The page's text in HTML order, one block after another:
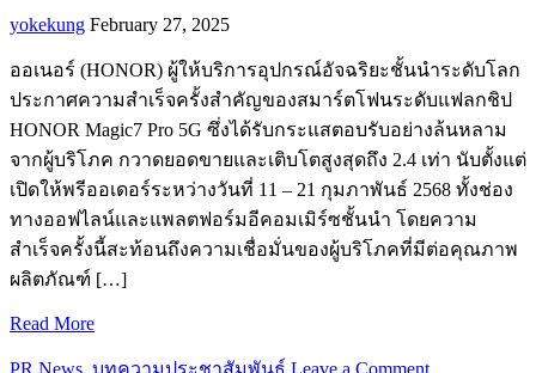
yokekung February 27, 2025
ออเนอร์ (HONOR) ผู้ให้บริการอุปกรณ์อัจฉริยะชั้นนำระดับโลก
ประกาศความสำเร็จครั้งสำคัญของสมาร์ตโฟนระดับแฟลกชิป
HONOR Magic7 Pro 5G ซึ่งได้รับกระแสตอบรับอย่างล้นหลาม
จากผู้บริโภค กวาดยอดขายและเติบโตสูงสุดถึง 2.4 เท่า นับตั้งแต่
เปิดให้พรีออเดอร์ระหว่างวันที่ 11 – 21 กุมภาพันธ์ 2568 ทั้งช่อง
ทางออฟไลน์และแพลตฟอร์มอีคอมเมิร์ซชั้นนำ โดยความ
สำเร็จครั้งนี้สะท้อนถึงความเชื่อมั่นของผู้บริโภคที่มีต่อคุณภาพ
ผลิตภัณฑ์ […]
Read More